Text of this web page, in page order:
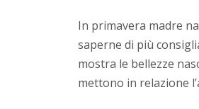
In primavera madre
saperne di più
mostra le bellezze
mettono in relazione